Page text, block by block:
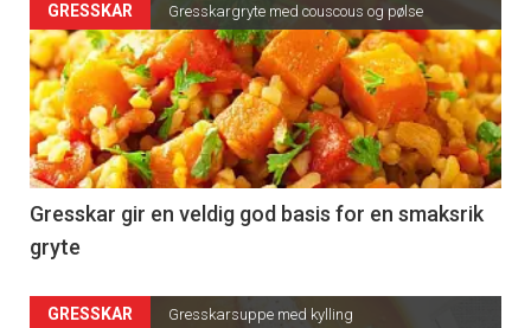
GRESSKAR Gresskargryte med couscous og pølse
Gresskar gir en veldig god basis for en smaksrik
gryte
GRESSKAR Gresskarsuppe med kylling